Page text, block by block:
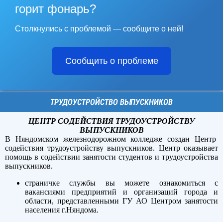
горит фонарь?
Столкнулись с проблемой — сообщите о ней!
Сообщить о проблеме
ТРУДОУСТРОЙСТВО ВЫПУСКНИКОВ
ЦЕНТР СОДЕЙСТВИЯ ТРУДОУСТРОЙСТВУ
ВЫПУСКНИКОВ
В Няндомском железнодорожном колледже создан Центр
содействия трудоустройству выпускников. Центр оказывает
помощь в содействии занятости студентов и трудоустройства
выпускников.
страничке службы вы можете ознакомиться с
вакансиями предприятий и организаций города и
области, представленными ГУ АО Центром занятости
населения г.Няндома.